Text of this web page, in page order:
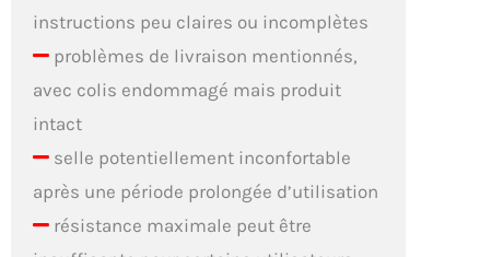
instructions peu claires ou incomplètes
problèmes de livraison mentionnés,
avec colis endommagé mais produit
intact
selle potentiellement inconfortable
après une période prolongée d’utilisation
résistance maximale peut être